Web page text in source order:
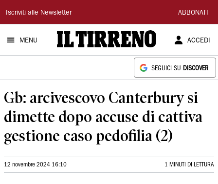
Il
Tirreno
Iscriviti alle Newsletter ABBONATI
MENU ACCEDI
SEGUICI SU DISCOVER
Gb: arcivescovo Canterbury si
dimette dopo accuse di cattiva
gestione caso pedofilia (2)
12 novembre 2024 16:10 1 MINUTI DI LETTURA